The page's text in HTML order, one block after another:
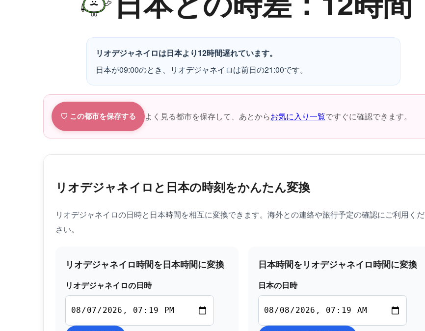
リオデジャネイロは日本より12時間遅れています。
日本が09:00のとき、リオデジャネイロは前日の21:00です。
♡ この都市を保存する よく見る都市を保存して、あとからお気に入り一覧ですぐに確認できます。
リオデジャネイロと日本の時刻をかんたん変換
リオデジャネイロの日時と日本時間を相互に変換できます。海外との連絡や旅行予定の確認にご利用くだ
さい。
リオデジャネイロ時間を日本時間に変換
リオデジャネイロの日時
日本時間をリオデジャネイロ時間に変換
日本の日時